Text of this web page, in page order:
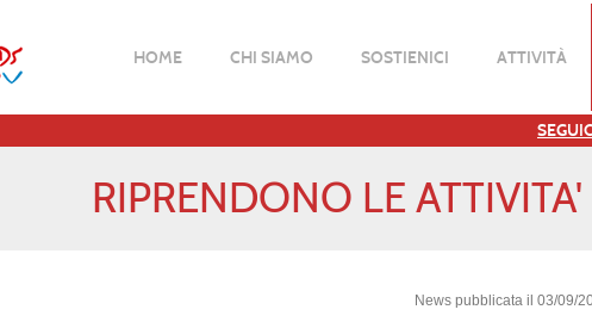
HOME CHI SIAMO SOSTIENICI ATTIVITÀ
RIPRENDONO LE ATTIVITA'
News pubblicata il 03/09/